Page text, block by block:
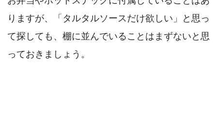
りますが、「タルタルソースだけ欲しい」と思っ
て探しても、棚に並んでいることはまずないと思
っておきましょう。